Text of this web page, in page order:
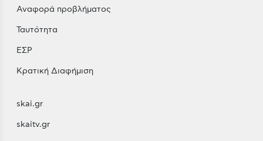
Αναφορά προβλήματος
Ταυτότητα
ΕΣΡ
Κρατική Διαφήμιση
skai.gr
skaitv.gr